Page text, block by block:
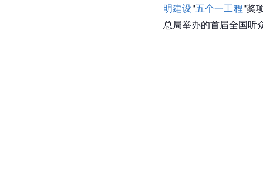
明建设"五个一工程"奖
总局举办的首届全国听